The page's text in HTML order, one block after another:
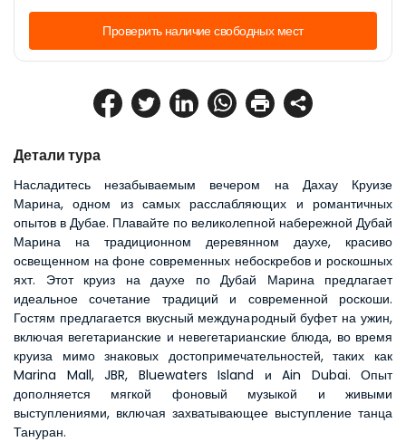
Детали тура
Насладитесь незабываемым вечером на Дахау Круизе
Марина, одном из самых расслабляющих и романтичных
опытов в Дубае. Плавайте по великолепной набережной Дубай
Марина на традиционном деревянном даухе, красиво
освещенном на фоне современных небоскребов и роскошных
яхт. Этот круиз на даухе по Дубай Марина предлагает
идеальное сочетание традиций и современной роскоши.
Гостям предлагается вкусный международный буфет на ужин,
включая вегетарианские и невегетарианские блюда, во время
круиза мимо знаковых достопримечательностей, таких как
Marina Mall, JBR, Bluewaters Island и Ain Dubai. Опыт
дополняется мягкой фоновый музыкой и живыми
выступлениями, включая захватывающее выступление танца
Тануран.
Проверить наличие свободных мест